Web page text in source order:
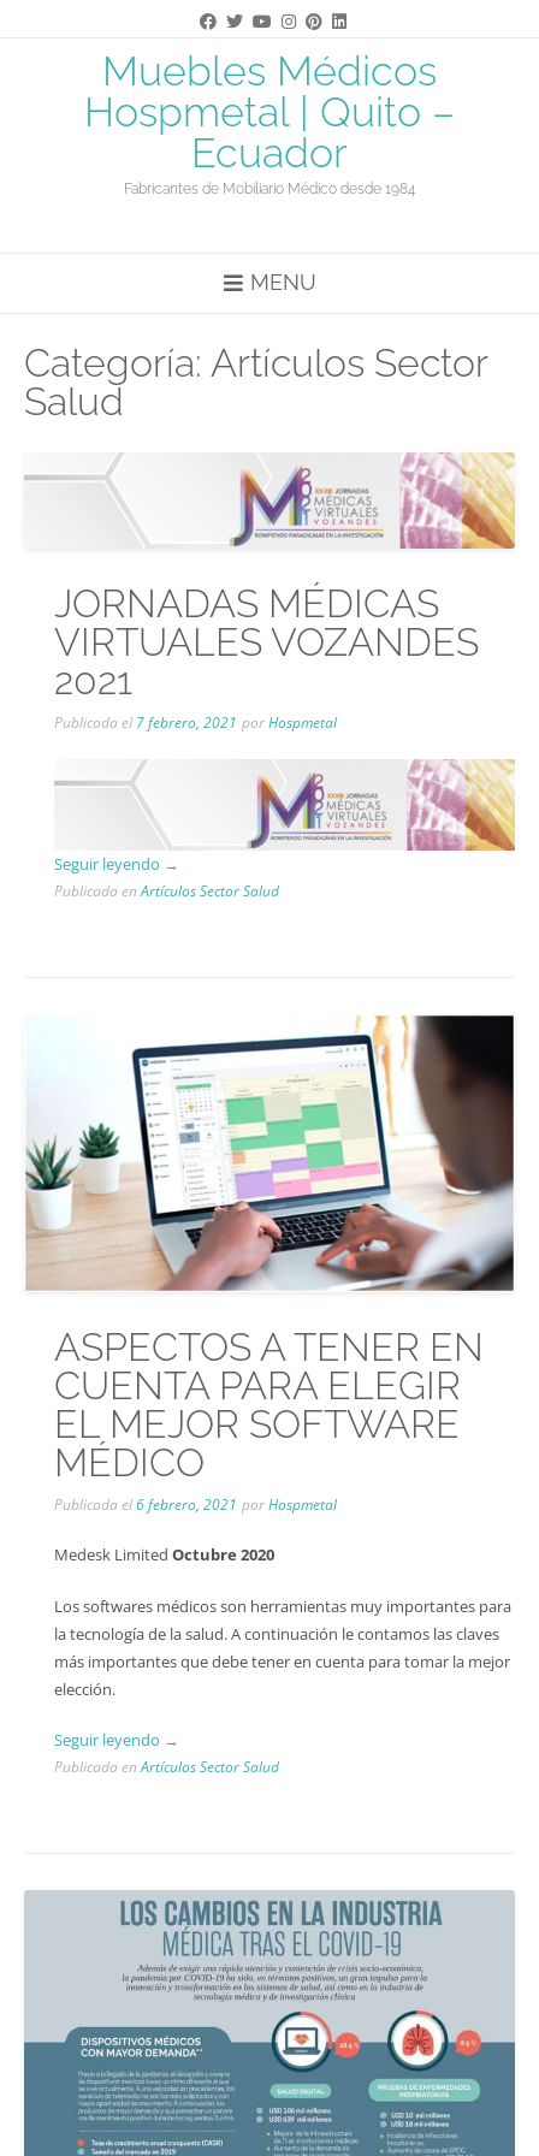
Muebles Médicos
Hospmetal | Quito –
Ecuador
Fabricantes de Mobiliario Médico desde 1984
MENU
Categoría: Artículos Sector
Salud
JORNADAS MÉDICAS
VIRTUALES VOZANDES
2021
Publicada el 7 febrero, 2021 porHospmetal
Seguir leyendo “JORNADAS
MÉDICAS
→
Publicada enArtículos Sector Salud
ASPECTOS A TENER EN
CUENTA PARA ELEGIR
EL MEJOR SOFTWARE
MÉDICO
Publicada el6 febrero, 2021 porHospmetal
Medesk Limited Octubre 2020
Los softwares médicos son herramientas muy importantes para
la tecnología de la salud. A continuación le contamos las claves
más importantes que debe tener en cuenta para tomar la mejor
elección.
Seguir leyendo “ASPECTOS
A
ELEGIR
EL
MEJOR
SOFTWARE
→
Publicada enArtículos Sector Salud